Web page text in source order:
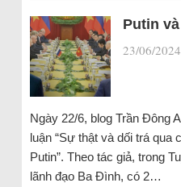
Putin
23/06/2024
Ngày 22/6, blog Trần Đông
luận “Sự thật và dối trá qua
Putin”. Theo tác giả, trong
lãnh đạo Ba Đình, có 2…